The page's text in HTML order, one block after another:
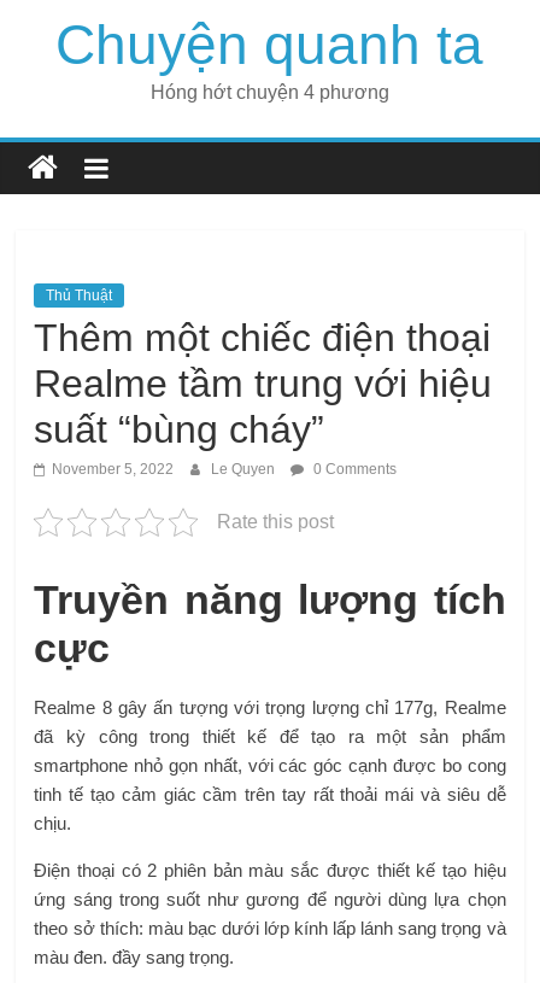
Chuyện quanh ta
Hóng hớt chuyện 4 phương
Thủ Thuật
Thêm một chiếc điện thoại
Realme tầm trung với hiệu
suất “bùng cháy”
November 5, 2022 Le Quyen 0 Comments
Rate this post
Truyền năng lượng tích
cực
Realme 8 gây ấn tượng với trọng lượng chỉ 177g, Realme
đã kỳ công trong thiết kế để tạo ra một sản phẩm
smartphone nhỏ gọn nhất, với các góc cạnh được bo cong
tinh tế tạo cảm giác cầm trên tay rất thoải mái và siêu dễ
chịu.
Điện thoại có 2 phiên bản màu sắc được thiết kế tạo hiệu
ứng sáng trong suốt như gương để người dùng lựa chọn
theo sở thích: màu bạc dưới lớp kính lấp lánh sang trọng và
màu đen. đầy sang trọng.